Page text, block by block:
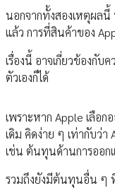
นอกจากทั้งสองเหตุผลนี้
แล้ว การที่สินค้าของ
เรื่องนี้ อาจเกี่ยวข้องกับ
ตัวเองก็ได้
เพราะหาก Apple เลือ
เดิม คิดง่าย ๆ เท่ากับว่
เช่น ต้นทุนด้านการออ
รวมถึงยังมีต้นทุนอื่น ๆ